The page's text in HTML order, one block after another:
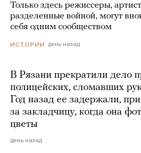
Только здесь режиссеры,
разделенные войной, могут
себя одним сообществом
ИСТОРИИ день назад
В Рязани прекратили дело
полицейских, сломавших
Год назад ее задержали,
за закладчицу, когда она
цветы
день назад